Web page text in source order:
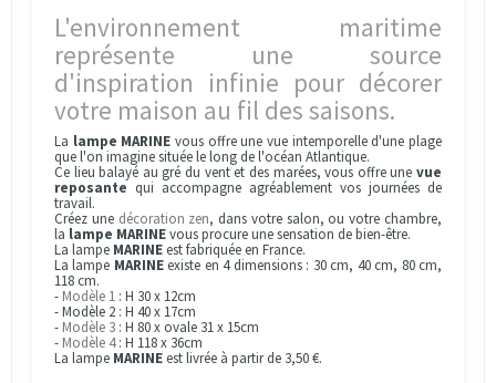
L'environnement maritime
représente une source
d'inspiration infinie pour décorer
votre maison au fil des saisons.
La lampe MARINE vous offre une vue intemporelle d'une plage
que l'on imagine située le long de l'océan Atlantique.
Ce lieu balayé au gré du vent et des marées, vous offre une vue
reposante qui accompagne agréablement vos journées de
travail.
Créez une décoration zen, dans votre salon, ou votre chambre,
la lampe MARINEvous procure une sensation de bien-être.
La lampe MARINE est fabriquée en France.
La lampe MARINEexiste en 4 dimensions : 30 cm, 40 cm, 80 cm,
118 cm.
- Modèle 1 : H 30 x 12cm
- Modèle 2 : H 40 x 17cm
- Modèle 3 : H 80 x ovale 31 x 15cm
- Modèle 4: H 118 x 36cm
La lampe MARINE est livrée à partir de 3,50 €.